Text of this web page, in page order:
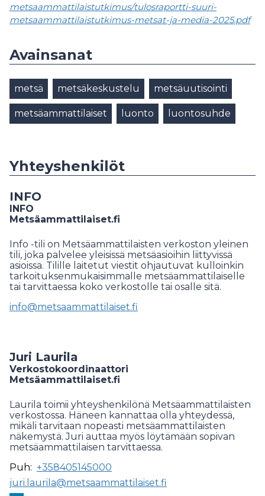
metsaammattilaistutkimus/tulosraportti-suuri-
metsaammattilaistutkimus-metsat-ja-media-2025.pdf
Avainsanat
metsä metsäkeskustelu metsäuutisointi
metsäammattilaiset luonto luontosuhde
Yhteyshenkilöt
INFO
INFO
Metsäammattilaiset.fi
Info -tili on Metsäammattilaisten verkoston yleinen
tili, joka palvelee yleisissä metsäasioihin liittyvissä
asioissa. Tilille laitetut viestit ohjautuvat kulloinkin
tarkoituksenmukaisimmalle metsäammattilaiselle
tai tarvittaessa koko verkostolle tai osalle sitä.
info@metsaammattilaiset.fi
Juri Laurila
Verkostokoordinaattori
Metsäammattilaiset.fi
Laurila toimii yhteyshenkilönä Metsäammattilaisten
verkostossa. Häneen kannattaa olla yhteydessä,
mikäli tarvitaan nopeasti metsäammattilaisten
näkemystä. Juri auttaa myös löytämään sopivan
metsäammattilaisen tarvittaessa.
Puh: +358405145000
juri.laurila@metsaammattilaiset.fi